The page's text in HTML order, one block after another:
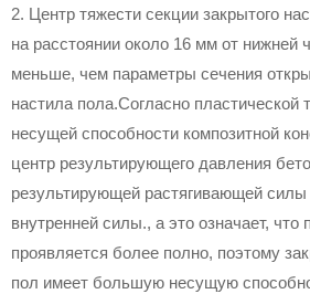
2. Центр тяжести секции закрытого
на расстоянии около 16 мм от нижней
меньше, чем параметры сечения
настила пола.Согласно пластической
несущей способности композитной
центр результирующего давления
результирующей растягивающей
внутренней силы., а это означает, что
проявляется более полно, поэтому
пол имеет большую несущую